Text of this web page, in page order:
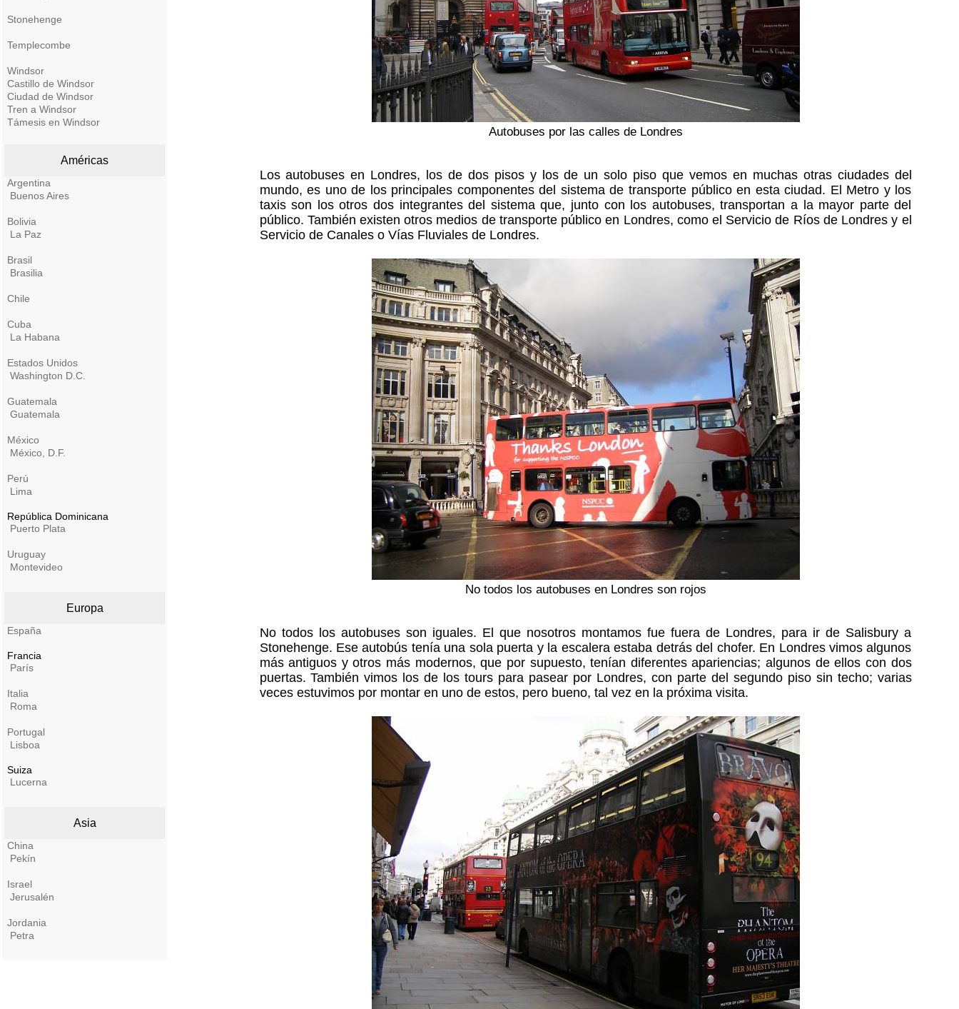
Stonehenge
Templecombe
Windsor
Castillo de Windsor
Ciudad de Windsor
Tren a Windsor
Támesis en Windsor
Américas
Argentina
Buenos Aires
Bolivia
La Paz
Brasil
Brasilia
Chile
Cuba
La Habana
Estados Unidos
Washington D.C.
Guatemala
Guatemala
México
México, D.F.
Perú
Lima
República Dominicana
Puerto Plata
Uruguay
Montevideo
Europa
España
Francia
París
Italia
Roma
Portugal
Lisboa
Suiza
Lucerna
Asia
China
Pekín
Israel
Jerusalén
Jordania
Petra
Autobuses por las calles de Londres
Los autobuses en Londres, los de dos pisos y los de un solo piso que vemos en muchas otras ciudades del
mundo, es uno de los principales componentes del sistema de transporte público en esta ciudad. El Metro y los
taxis son los otros dos integrantes del sistema que, junto con los autobuses, transportan a la mayor parte del
público. También existen otros medios de transporte público en Londres, como el Servicio de Ríos de Londres y el
Servicio de Canales o Vías Fluviales de Londres.
No todos los autobuses en Londres son rojos
No todos los autobuses son iguales. El que nosotros montamos fue fuera de Londres, para ir de Salisbury a
Stonehenge. Ese autobús tenía una sola puerta y la escalera estaba detrás del chofer. En Londres vimos algunos
más antiguos y otros más modernos, que por supuesto, tenían diferentes apariencias; algunos de ellos con dos
puertas. También vimos los de los tours para pasear por Londres, con parte del segundo piso sin techo; varias
veces estuvimos por montar en uno de estos, pero bueno, tal vez en la próxima visita.